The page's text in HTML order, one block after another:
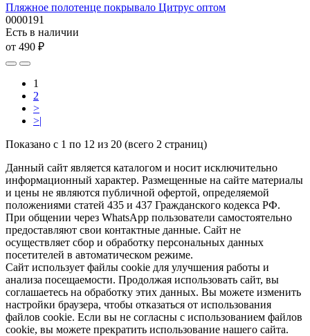
Пляжное полотенце покрывало Цитрус оптом
0000191
Есть в наличии
от 490 ₽
1
2
>
>|
Показано с 1 по 12 из 20 (всего 2 страниц)
Данный сайт является каталогом и носит исключительно
информационный характер. Размещенные на сайте материалы
и цены не являются публичной офертой, определяемой
положениями статей 435 и 437 Гражданского кодекса РФ.
При общении через WhatsApp пользователи самостоятельно
предоставляют свои контактные данные. Сайт не
осуществляет сбор и обработку персональных данных
посетителей в автоматическом режиме.
Сайт использует файлы cookie для улучшения работы и
анализа посещаемости. Продолжая использовать сайт, вы
соглашаетесь на обработку этих данных. Вы можете изменить
настройки браузера, чтобы отказаться от использования
файлов cookie. Если вы не согласны с использованием файлов
cookie, вы можете прекратить использование нашего сайта.